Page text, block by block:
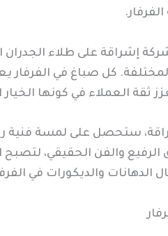
إشراقة على طلاء الجدران
كل صباغ في
ثقة العملاء في كونها
ستحصل على لمسة فنية
والفن الحقيقي، لتصبح
الدهانات والديكورات في